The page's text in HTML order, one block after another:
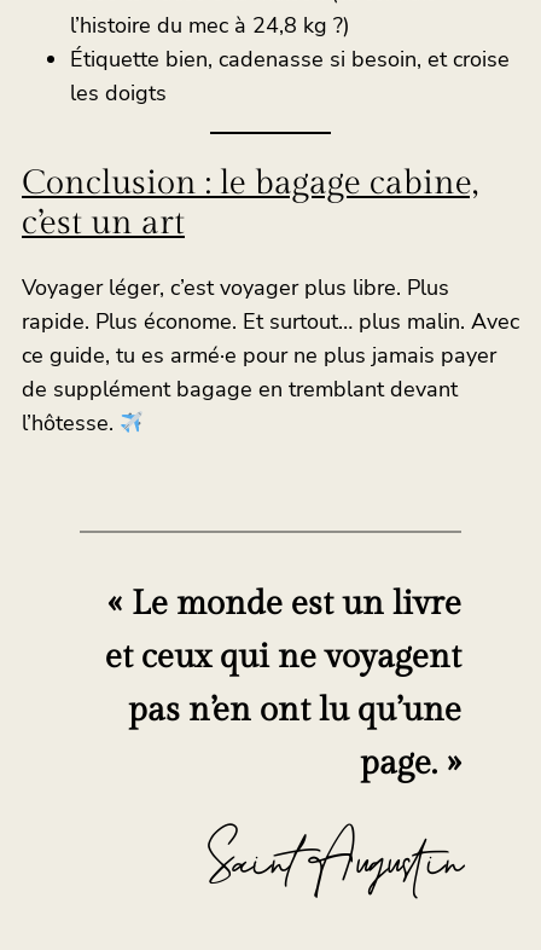
l’histoire du mec à 24,8 kg ?)
Étiquette bien, cadenasse si besoin, et croise
les doigts
Conclusion : le bagage cabine,
c’est un art
Voyager léger, c’est voyager plus libre. Plus
rapide. Plus économe. Et surtout… plus malin. Avec
ce guide, tu es armé·e pour ne plus jamais payer
de supplément bagage en tremblant devant
l’hôtesse.
« Le monde est un livre
et ceux qui ne voyagent
pas n’en ont lu qu’une
page. »
Saint Augustin